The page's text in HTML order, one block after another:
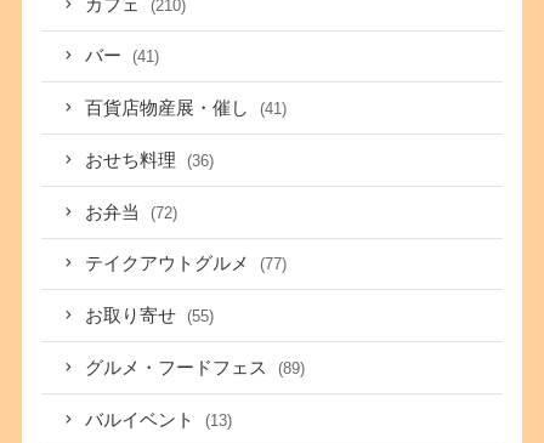
カフェ (210)
バー (41)
百貨店物産展・催し (41)
おせち料理 (36)
お弁当 (72)
テイクアウトグルメ (77)
お取り寄せ (55)
グルメ・フードフェス (89)
バルイベント (13)